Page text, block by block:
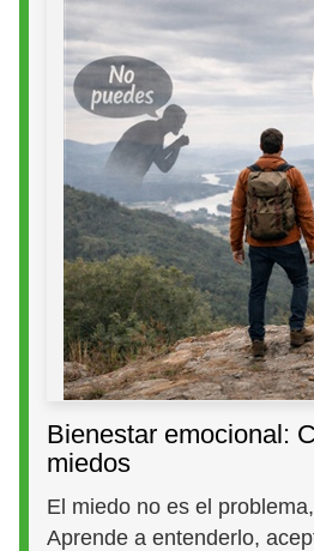
Bienestar emocional:
miedos
El miedo no es el
Aprende a entenderlo,